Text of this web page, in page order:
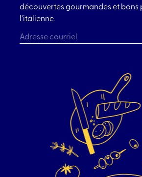
découvertes gourmandes et bons
l’italienne.